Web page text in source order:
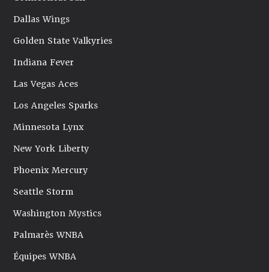
Dallas Wings
Golden State Valkyries
Indiana Fever
Las Vegas Aces
Los Angeles Sparks
Minnesota Lynx
New York Liberty
Phoenix Mercury
Seattle Storm
Washington Mystics
Palmarès WNBA
Équipes WNBA